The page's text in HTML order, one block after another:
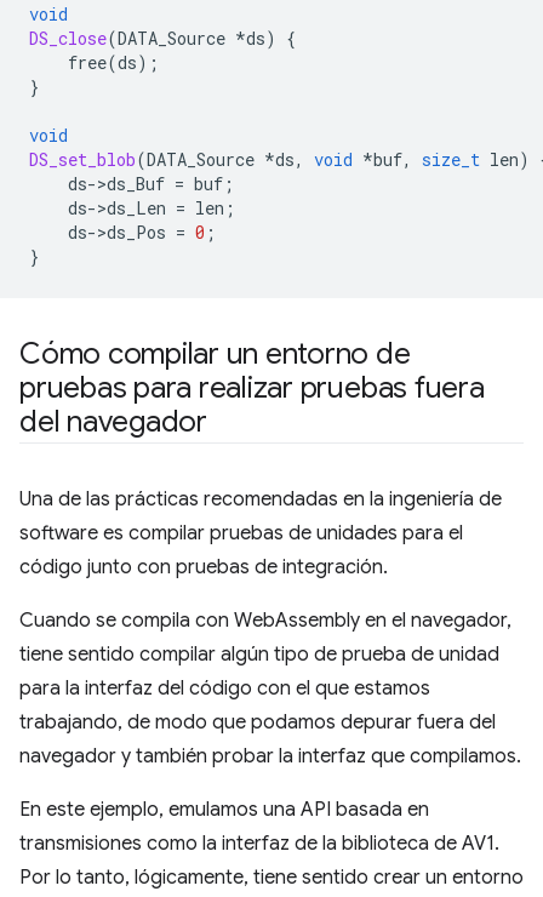
void
DS_close(DATA_Source *ds)
{
free(ds);
}
void
DS_set_blob(DATA_Source *ds, void *buf, size_t len)
ds->ds_Buf = buf ;
ds->ds_Len = len ;
ds->ds_Pos = 0 ;
}
Cómo compilar un entorno de
pruebas para realizar pruebas fuera
del navegador
Una de las prácticas recomendadas en la ingeniería de
software es compilar pruebas de unidades para el
código junto con pruebas de integración.
Cuando se compila con WebAssembly en el navegador,
tiene sentido compilar algún tipo de prueba de unidad
para la interfaz del código con el que estamos
trabajando, de modo que podamos depurar fuera del
navegador y también probar la interfaz que compilamos.
En este ejemplo, emulamos una API basada en
transmisiones como la interfaz de la biblioteca de AV1.
Por lo tanto, lógicamente, tiene sentido crear un entorno